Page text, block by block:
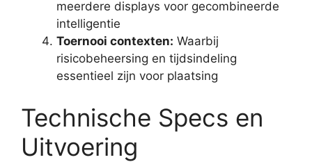
meerdere displays voor gecombineerde
intelligentie
Toernooi contexten: Waarbij
risicobeheersing en tijdsindeling
essentieel zijn voor plaatsing
Technische Specs en
Uitvoering